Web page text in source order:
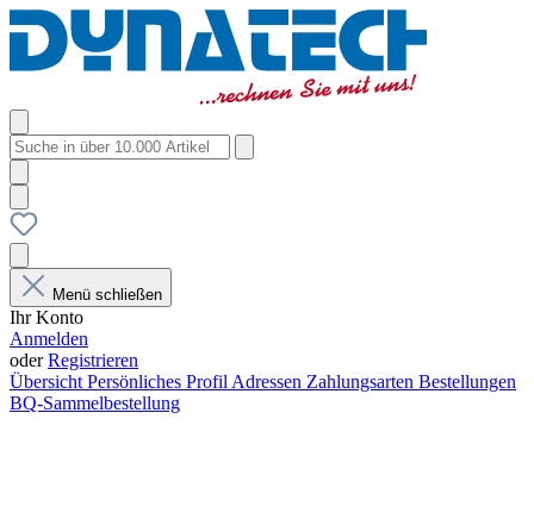
Menü schließen
Ihr Konto
Anmelden
oderRegistrieren
Übersicht Persönliches Profil Adressen Zahlungsarten Bestellungen
BQ-Sammelbestellung